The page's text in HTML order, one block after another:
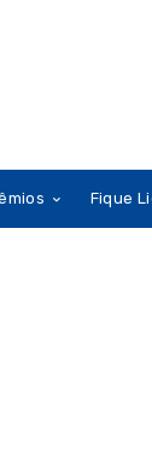
Fique